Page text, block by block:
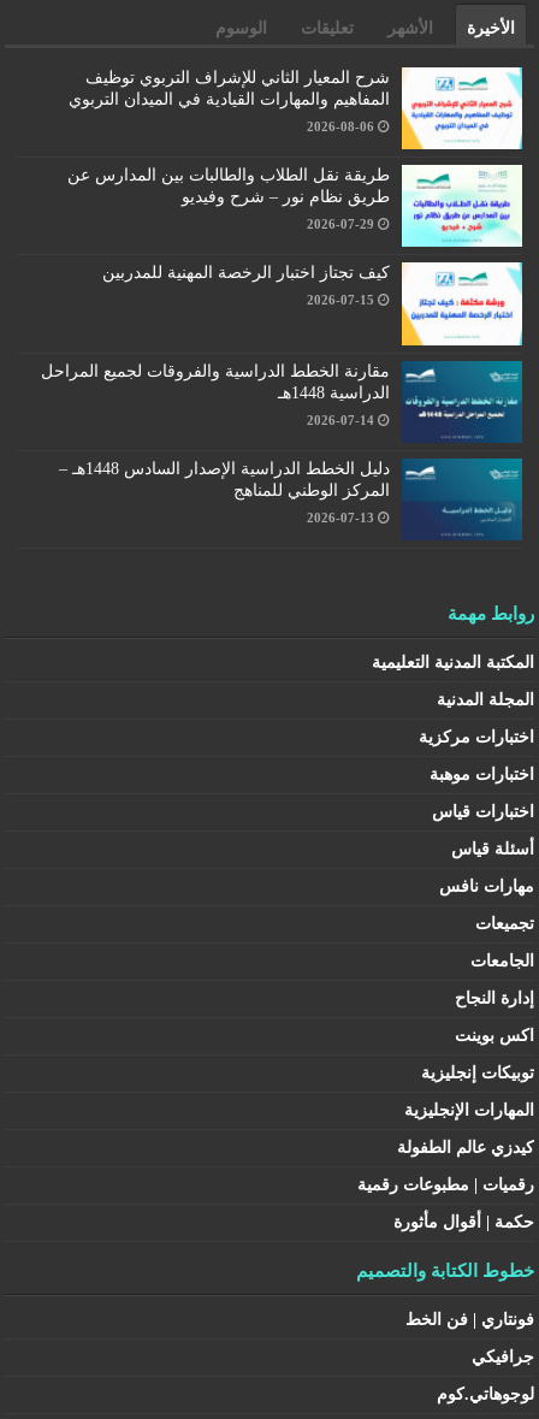
الأخيرة الأشهر تعليقات الوسوم
شرح المعيار الثاني للإشراف التربوي توظيف
المفاهيم والمهارات القيادية في الميدان التربوي
2026-08-06
طريقة نقل الطلاب والطالبات بين المدارس عن
طريق نظام نور – شرح وفيديو
2026-07-29
كيف تجتاز اختبار الرخصة المهنية للمدربين
2026-07-15
مقارنة الخطط الدراسية والفروقات لجميع المراحل
الدراسية 1448هـ
2026-07-14
دليل الخطط الدراسية الإصدار السادس 1448هـ –
المركز الوطني للمناهج
2026-07-13
روابط مهمة
المكتبة المدنية التعليمية
المجلة المدنية
اختبارات مركزية
اختبارات موهبة
اختبارات قياس
أسئلة قياس
مهارات نافس
تجميعات
الجامعات
إدارة النجاح
اكس بوينت
توبيكات إنجليزية
المهارات الإنجليزية
كيدزي عالم الطفولة
رقميات | مطبوعات رقمية
حكمة | أقوال مأثورة
خطوط الكتابة والتصميم
فونتاري | فن الخط
جرافيكي
لوجوهاتي.كوم